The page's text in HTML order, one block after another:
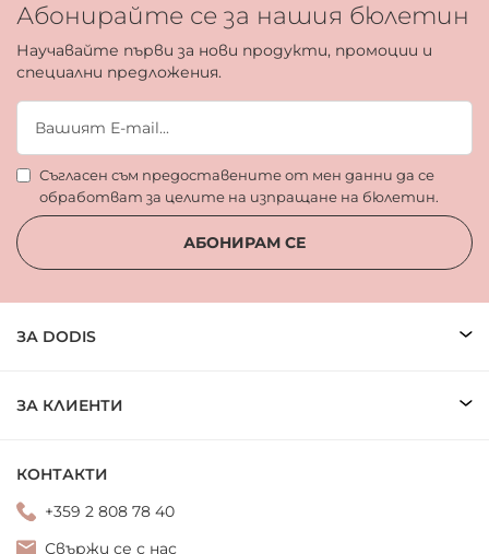
Абонирайте се за нашия бюлетин
Научавайте първи за нови продукти, промоции и
специални предложения.
Съгласен съм предоставените от мен данни да се
обработват за целите на изпращане на бюлетин.
АБОНИРАМ СЕ
ЗА DODIS
ЗА КЛИЕНТИ
КОНТАКТИ
+359 2 808 78 40
Свържи се с нас